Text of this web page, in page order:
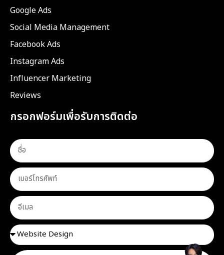
Google Ads
Social Media Management
Facebook Ads
Instagram Ads
Influencer Marketing
Reviews
กรอกฟอร์มเพื่อรับการติดต่อ